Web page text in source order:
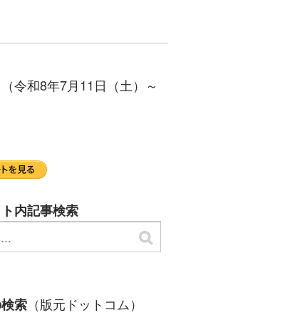
令和8年7月11日（土）～
内記事検索
索（版元ドットコム）